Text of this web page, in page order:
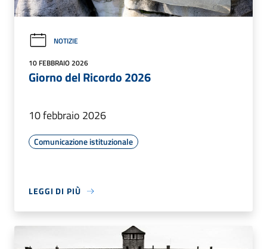
NOTIZIE
10 FEBBRAIO 2026
Giorno del Ricordo 2026
10 febbraio 2026
Comunicazione istituzionale
LEGGI DI PIÙ